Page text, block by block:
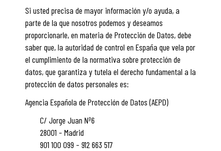
Si usted precisa de mayor información y/o ayuda, a
parte de la que nosotros podemos y deseamos
proporcionarle, en materia de Protección de Datos, debe
saber que, la autoridad de control en España que vela por
el cumplimiento de la normativa sobre protección de
datos, que garantiza y tutela el derecho fundamental a la
protección de datos personales es:
Agencia Española de Protección de Datos (AEPD)
C/ Jorge Juan Nº6
28001 – Madrid
901 100 099 – 912 663 517